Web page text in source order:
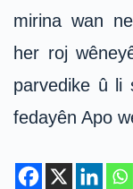
mirina wan
her roj
parvedike û li
fedayên Apo